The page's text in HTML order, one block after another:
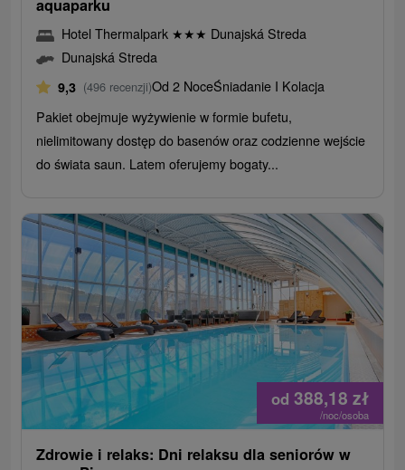
aquaparku
Hotel Thermalpark ★★★ Dunajská Streda
Dunajská Streda
9,3 (496 recenzji)Od 2 NoceŚniadanie I Kolacja
Pakiet obejmuje wyżywienie w formie bufetu,
nielimitowany dostęp do basenów oraz codzienne wejście
do świata saun. Latem oferujemy bogaty...
od 388,18 zł
/noc/osoba
Zdrowie i relaks: Dni relaksu dla seniorów w